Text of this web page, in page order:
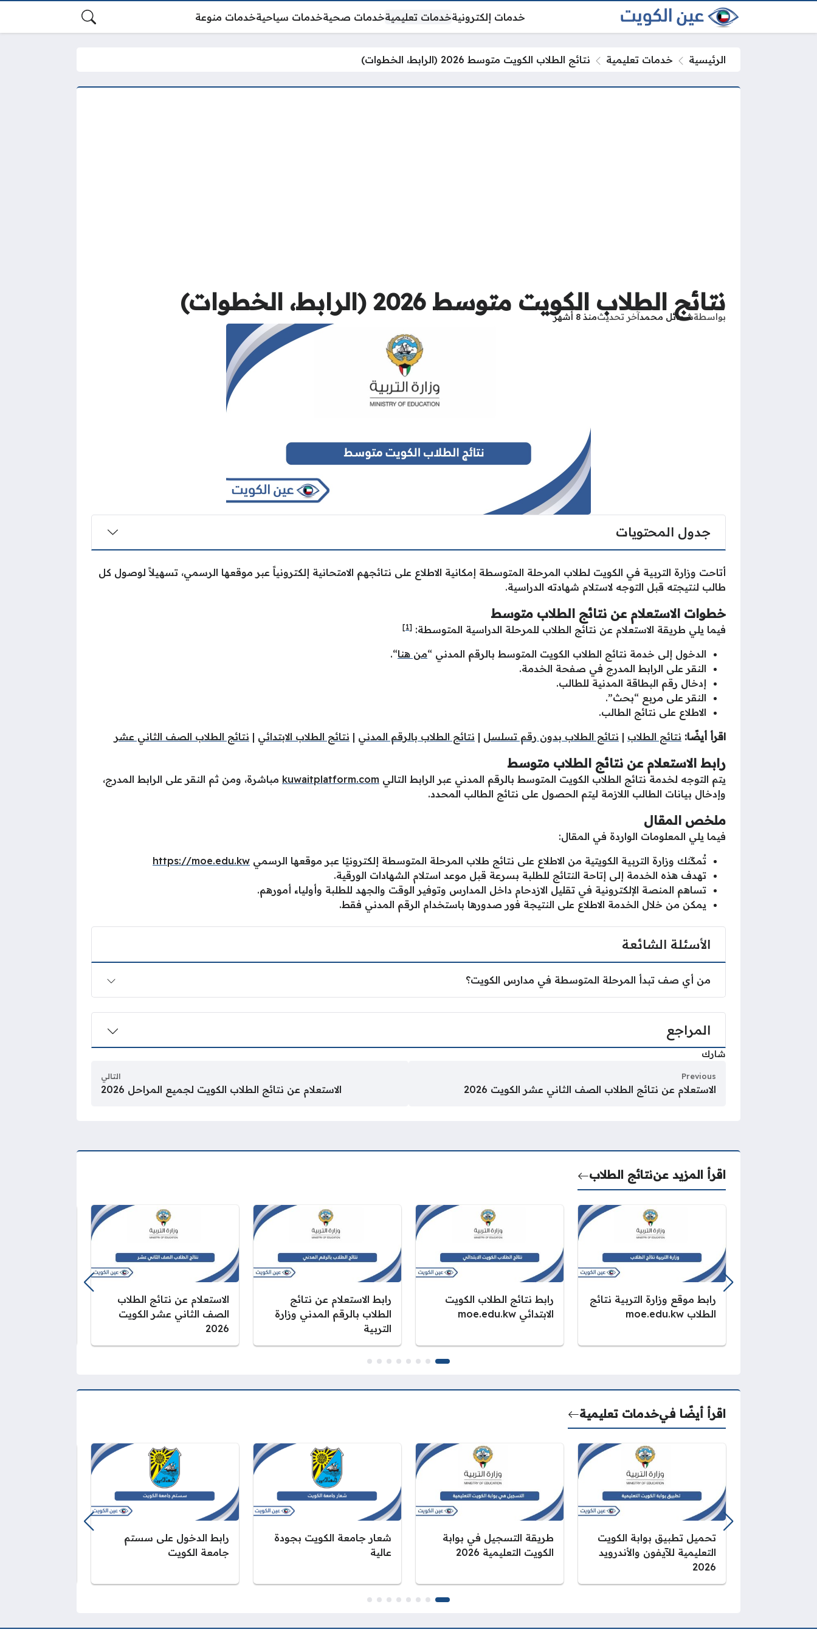
خدمات إلكترونيةخدمات تعليميةخدمات صحيةخدمات سياحيةخدمات منوعة
الرئيسية خدمات تعليمية نتائج الطلاب الكويت متوسط 2026 (الرابط، الخطوات)
نتائج الطلاب الكويت متوسط 2026 (الرابط، الخطوات)
بواسطةشمائل محمدآخر تحديثمنذ 8 أشهر
جدول المحتويات
أتاحت وزارة التربية في الكويت لطلاب المرحلة المتوسطة إمكانية الاطلاع على نتائجهم الامتحانية إلكترونياً عبر موقعها الرسمي، تسهيلاً لوصول كل
طالب لنتيجته قبل التوجه لاستلام شهادته الدراسية.
خطوات الاستعلام عن نتائج الطلاب متوسط
فيما يلي طريقة الاستعلام عن نتائج الطلاب للمرحلة الدراسية المتوسطة: [1]
الدخول إلى خدمة نتائج الطلاب الكويت المتوسط بالرقم المدني “من هنا“.
النقر على الرابط المدرج في صفحة الخدمة.
إدخال رقم البطاقة المدنية للطالب.
النقر على مربع “بحث”.
الاطلاع على نتائج الطالب.
اقرأ أيضًا: نتائج الطلاب | نتائج الطلاب بدون رقم تسلسل | نتائج الطلاب بالرقم المدني | نتائج الطلاب الابتدائي | نتائج الطلاب الصف الثاني عشر
رابط الاستعلام عن نتائج الطلاب متوسط
يتم التوجه لخدمة نتائج الطلاب الكويت المتوسط بالرقم المدني عبر الرابط التالي kuwaitplatform.com مباشرة، ومن ثم النقر على الرابط المدرج،
وإدخال بيانات الطالب اللازمة ليتم الحصول على نتائج الطالب المحدد.
ملخص المقال
فيما يلي المعلومات الواردة في المقال:
تُمكّنك وزارة التربية الكويتية من الاطلاع على نتائج طلاب المرحلة المتوسطة إلكترونيًا عبر موقعها الرسمي https://moe.edu.kw
تهدف هذه الخدمة إلى إتاحة النتائج للطلبة بسرعة قبل موعد استلام الشهادات الورقية.
تساهم المنصة الإلكترونية في تقليل الازدحام داخل المدارس وتوفير الوقت والجهد للطلبة وأولياء أمورهم.
يمكن من خلال الخدمة الاطلاع على النتيجة فور صدورها باستخدام الرقم المدني فقط.
الأسئلة الشائعة
من أي صف تبدأ المرحلة المتوسطة في مدارس الكويت؟
المراجع
شارك
Previous
الاستعلام عن نتائج الطلاب الصف الثاني عشر الكويت 2026
التالي
الاستعلام عن نتائج الطلاب الكويت لجميع المراحل 2026
اقرأ المزيد عننتائج الطلاب
رابط موقع وزارة التربية نتائج
الطلاب moe.edu.kw
رابط نتائج الطلاب الكويت
الابتدائي moe.edu.kw
رابط الاستعلام عن نتائج
الطلاب بالرقم المدني وزارة
التربية
الاستعلام عن نتائج الطلاب
الصف الثاني عشر الكويت
2026
اقرأ أيضًا فيخدمات تعليمية
تحميل تطبيق بوابة الكويت
التعليمية للآيفون والأندرويد
2026
طريقة التسجيل في بوابة
الكويت التعليمية 2026
شعار جامعة الكويت بجودة
عالية
رابط الدخول على سستم
جامعة الكويت